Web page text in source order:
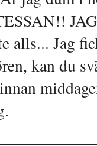
alls... Jag
kan du